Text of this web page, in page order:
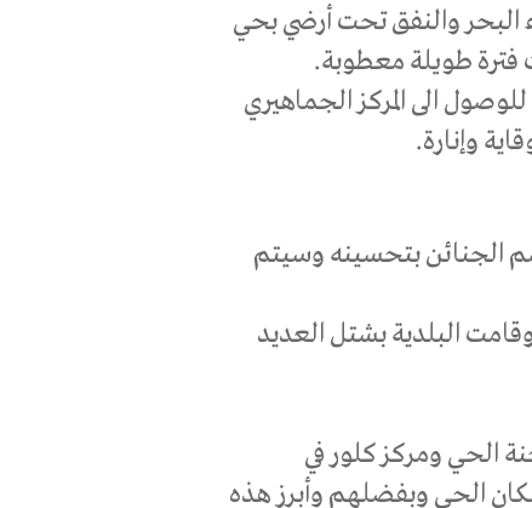
البحر والنفق تحت أرضي بحي
فترة طويلة معطوبة.
الى المركز الجماهيري
وإنارة.
الجنائن بتحسينه وسيتم
البلدية بشتل العديد
الحي ومركز كلور في
الحي وبفضلهم وأبرز هذه